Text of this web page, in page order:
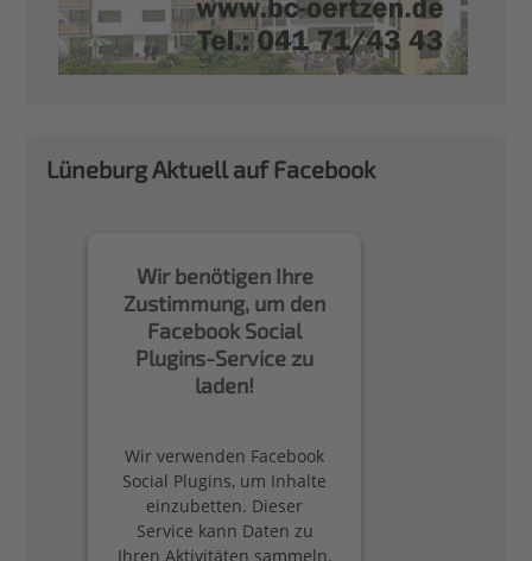
Lüneburg Aktuell auf Facebook
Wir benötigen Ihre
Zustimmung, um den
Facebook Social
Plugins-Service zu
laden!
Wir verwenden Facebook
Social Plugins, um Inhalte
einzubetten. Dieser
Service kann Daten zu
Ihren Aktivitäten sammeln.